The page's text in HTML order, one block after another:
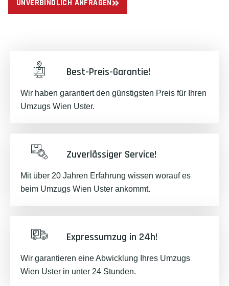
UNVERBINDLICH ANFRAGEN
Best-Preis-Garantie!
Wir haben garantiert den günstigsten Preis für Ihren
Umzugs Wien Uster.
Zuverlässiger Service!
Mit über 20 Jahren Erfahrung wissen worauf es
beim Umzugs Wien Uster ankommt.
Expressumzug in 24h!
Wir garantieren eine Abwicklung Ihres Umzugs
Wien Uster in unter 24 Stunden.